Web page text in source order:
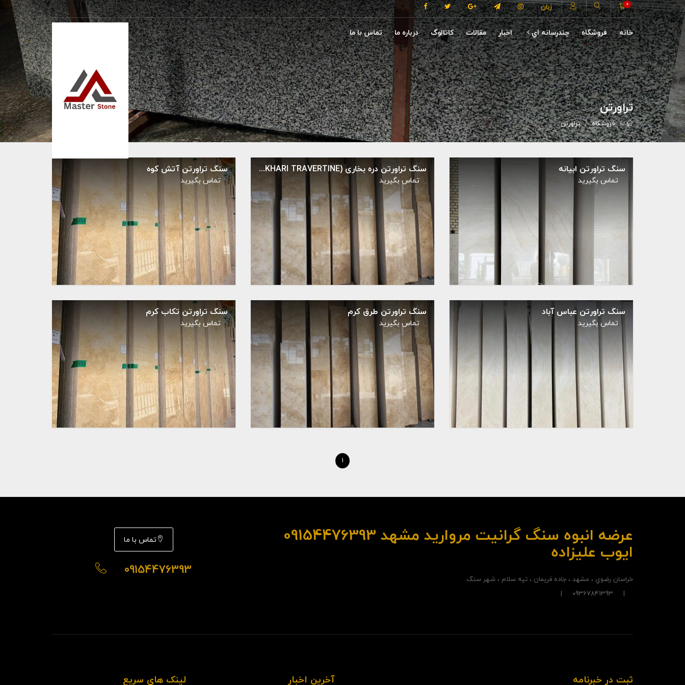
زبان 0
خانه فروشگاه چندرسانه اي اخبار مقالات کاتالوگ درباره ما تماس با ما
تراورتن
فروشگاه تراورتن
سنگ تراورتن ابیانه
تماس بگيريد
سنگ تراورتن دره بخاری (DARREH BOKHARI TRAVERTINE)
تماس بگيريد
سنگ تراورتن آتش کوه
تماس بگيريد
سنگ تراورتن عباس آباد
تماس بگيريد
سنگ تراورتن طرق کرم
تماس بگيريد
سنگ تراورتن تکاب کرم
تماس بگيريد
1
عرضه انبوه سنگ گرانیت مروارید مشهد 09154476393
ایوب علیزاده
خراسان رضوي ، مشهد ، جاده فريمان ، تپه سلام ، شهر سنگ
| 09367841393 |
تماس با ما
09154476393
لینک های سریع آخرین اخبار ثبت در خبرنامه